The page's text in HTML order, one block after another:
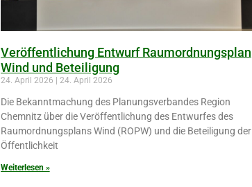
Veröffentlichung Entwurf Raumordnungsplan
Wind und Beteiligung
24. April 2026 24. April 2026
Die Bekanntmachung des Planungsverbandes Region
Chemnitz über die Veröffentlichung des Entwurfes des
Raumordnungsplans Wind (ROPW) und die Beteiligung der
Öffentlichkeit
Weiterlesen »